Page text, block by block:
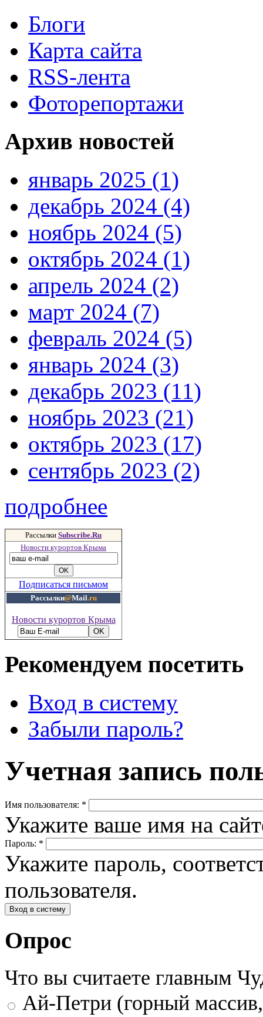
Блоги
Карта сайта
RSS-лента
Фоторепортажи
Архив новостей
январь 2025 (1)
декабрь 2024 (4)
ноябрь 2024 (5)
октябрь 2024 (1)
апрель 2024 (2)
март 2024 (7)
февраль 2024 (5)
январь 2024 (3)
декабрь 2023 (11)
ноябрь 2023 (21)
октябрь 2023 (17)
сентябрь 2023 (2)
подробнее
Рассылки Subscribe.Ru
Новости курортов Крыма
Подписаться письмом
Рассылки@Mail.ru
Новости курортов Крыма
Рекомендуем посетить
Вход в систему
Забыли пароль?
Учетная запись
Имя пользователя: *
Укажите ваше имя на
Пароль: *
Укажите пароль,
пользователя.
Опрос
Что вы считаете главным
Ай-Петри (горный